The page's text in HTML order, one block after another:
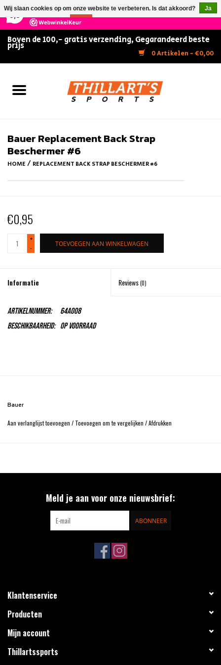
147 Reviews ×
Boven de 100,- gratis verzending, Gegarandeerd beste
prijs
0 Artikelen - €0,00
Home
Inline Skates
FITNESS & ULTIMATE SHAPE
Schaatsen
Merken
Bauer Replacement Back Strap
Beschermer #6
HOME / REPLACEMENT BACK STRAP BESCHERMER #6
€0,95
+
-
TOEVOEGEN AAN WINKELWAGEN
Informatie Reviews(0)
Artikelnummer:
64A008
Beschikbaarheid: Op voorraad
Bauer
Aan verlanglijst toevoegen / Toevoegen om te vergelijken /Afdrukken
Meld je aan voor onze nieuwsbrief:
ABONNEER
Klantenservice
Producten
Mijn account
Thillartssports
Wij slaan cookies op om onze website te verbeteren. Is dat akkoord?
Ja
Nee